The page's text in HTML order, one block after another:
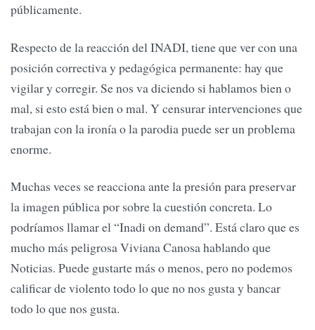
públicamente.
Respecto de la reacción del INADI, tiene que ver con una
posición correctiva y pedagógica permanente: hay que
vigilar y corregir. Se nos va diciendo si hablamos bien o
mal, si esto está bien o mal. Y censurar intervenciones que
trabajan con la ironía o la parodia puede ser un problema
enorme.
Muchas veces se reacciona ante la presión para preservar
la imagen pública por sobre la cuestión concreta. Lo
podríamos llamar el “Inadi on demand”. Está claro que es
mucho más peligrosa Viviana Canosa hablando que
Noticias. Puede gustarte más o menos, pero no podemos
calificar de violento todo lo que no nos gusta y bancar
todo lo que nos gusta.